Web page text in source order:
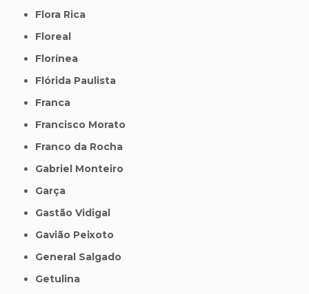
Flora Rica
Floreal
Florínea
Flórida Paulista
Franca
Francisco Morato
Franco da Rocha
Gabriel Monteiro
Garça
Gastão Vidigal
Gavião Peixoto
General Salgado
Getulina